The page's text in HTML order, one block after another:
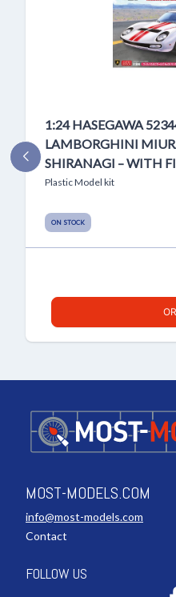
1:24 HASEGAWA
LAMBORGHINI
SHIRANAGI – WITH
Plastic Model kit
ON STOCK
MOST-MODELS.COM
info@most-models.com
Contact
FOLLOW US